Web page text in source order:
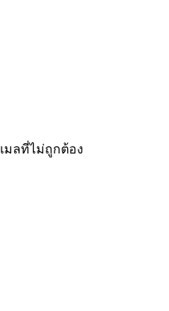
มลที่ไม่ถูกต้อง